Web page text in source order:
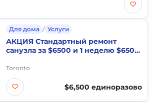
Для дома / Услуги
АКЦИЯ Стандартный ремонт
санузла за $6500 и 1 неделю $6500
Toronto
$6,500 единоразово